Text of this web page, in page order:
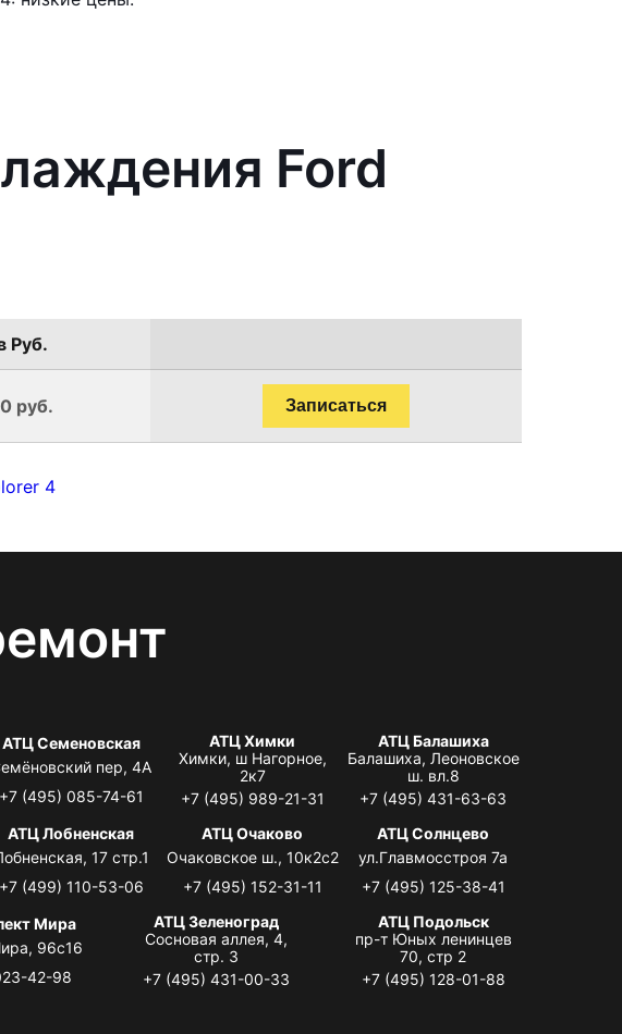
Ford
Руб.
руб. Записаться
4
АТЦ Семеновская
пер, 4А
+7 (495) 085-74-61
АТЦ Химки
Химки, ш Нагорное,
2к7
+7 (495) 989-21-31
АТЦ Балашиха
Балашиха, Леоновское
ш. вл.8
+7 (495) 431-63-63
АТЦ Лобненская
17 стр.1
+7 (499) 110-53-06
АТЦ Очаково
Очаковское ш., 10к2с2
+7 (495) 152-31-11
АТЦ Солнцево
ул.Главмосстроя 7а
+7 (495) 125-38-41
Мира
96с16
42-98
АТЦ Зеленоград
Сосновая аллея, 4,
стр. 3
+7 (495) 431-00-33
АТЦ Подольск
пр-т Юных ленинцев
70, стр 2
+7 (495) 128-01-88